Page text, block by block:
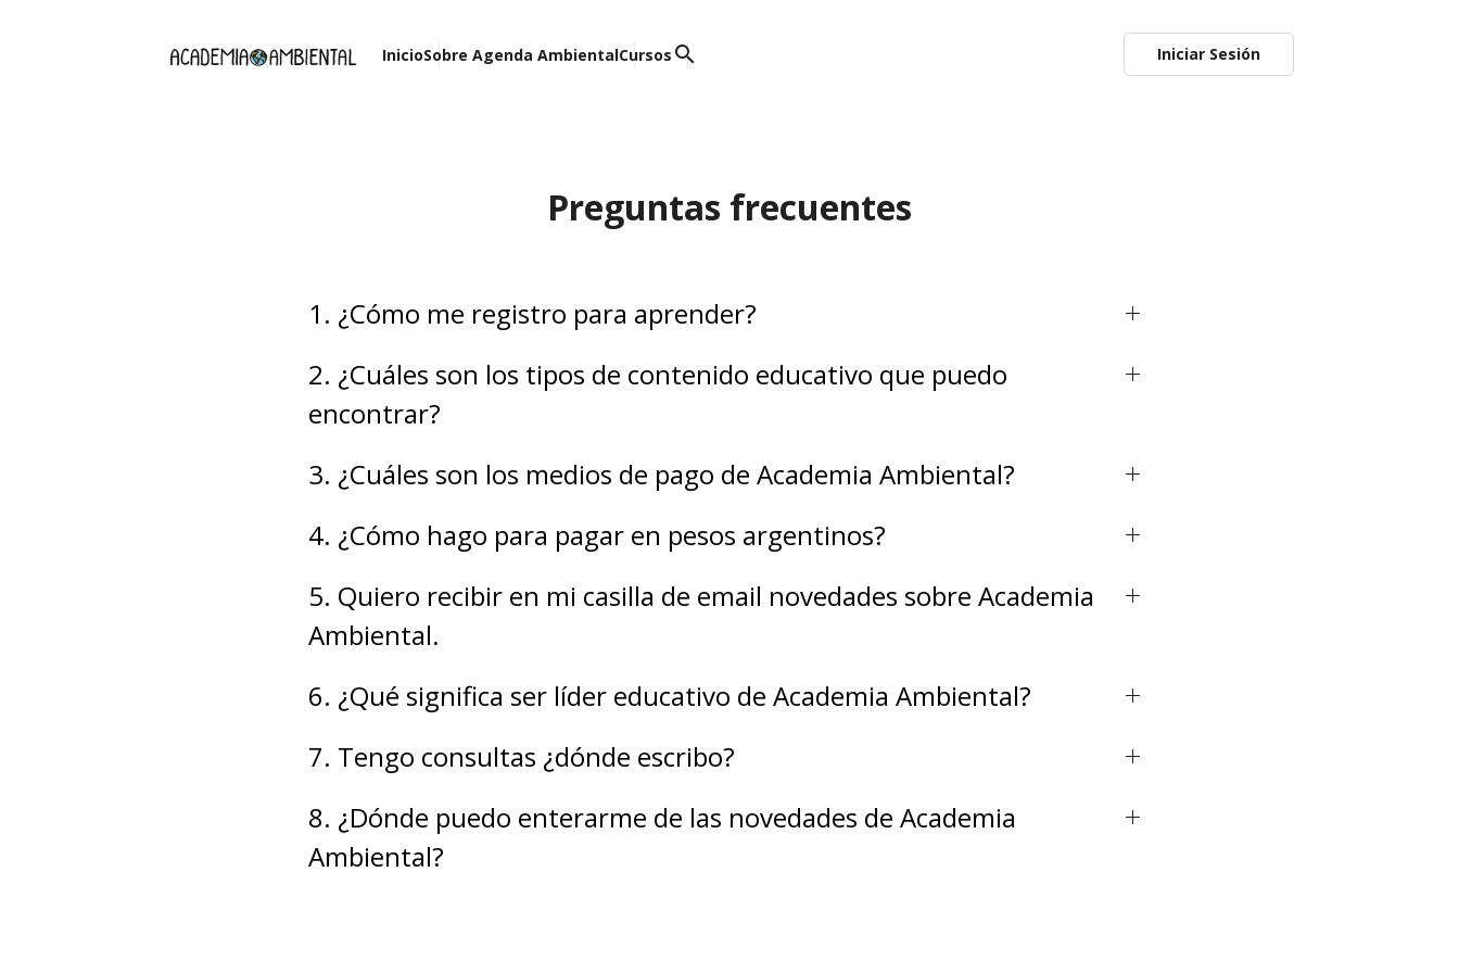
InicioSobre Agenda AmbientalCursos search Iniciar Sesión
Preguntas frecuentes
1. ¿Cómo me registro para aprender?
2. ¿Cuáles son los tipos de contenido educativo que puedo
encontrar?
3. ¿Cuáles son los medios de pago de Academia Ambiental?
4. ¿Cómo hago para pagar en pesos argentinos?
5. Quiero recibir en mi casilla de email novedades sobre Academia
Ambiental.
6. ¿Qué significa ser líder educativo de Academia Ambiental?
7. Tengo consultas ¿dónde escribo?
8. ¿Dónde puedo enterarme de las novedades de Academia
Ambiental?